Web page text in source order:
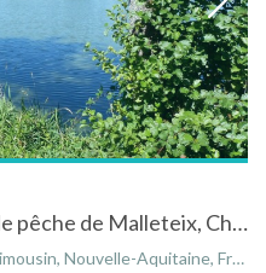
Chalets au bord de l'étang de pêche de Malleteix, Champagnat dans la Creuse - Limousin
Nouvelle-Aquitaine, France